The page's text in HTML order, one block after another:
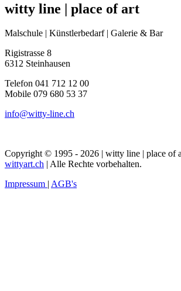
witty line | place of art
Malschule | Künstlerbedarf | Galerie & Bar
Rigistrasse 8
6312 Steinhausen
Telefon 041 712 12 00
Mobile 079 680 53 37
info@witty-line.ch
Copyright © 1995 - 2026 | witty line | place of
wittyart.ch | Alle Rechte vorbehalten.
Impressum | AGB's